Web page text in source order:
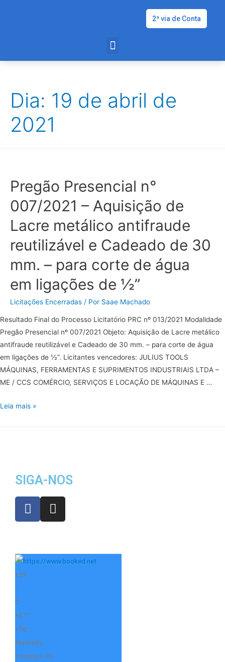
2ª via de Conta
Dia: 19 de abril de
2021
Pregão Presencial n°
007/2021 – Aquisição de
Lacre metálico antifraude
reutilizável e Cadeado de 30
mm. – para corte de água
em ligações de ½”
Licitações Encerradas / Por Saae Machado
Resultado Final do Processo Licitatório PRC nº 013/2021 Modalidade
Pregão Presencial nº 007/2021 Objeto: Aquisição de Lacre metálico
antifraude reutilizável e Cadeado de 30 mm. – para corte de água
em ligações de ½”. Licitantes vencedores: JULIUS TOOLS
MÁQUINAS, FERRAMENTAS E SUPRIMENTOS INDUSTRIAIS LTDA –
ME / CCS COMÉRCIO, SERVIÇOS E LOCAÇÃO DE MÁQUINAS E …
Leia mais »
SIGA-NOS
+29
°
C
+31°
+18°
Machado
Domingo, 09